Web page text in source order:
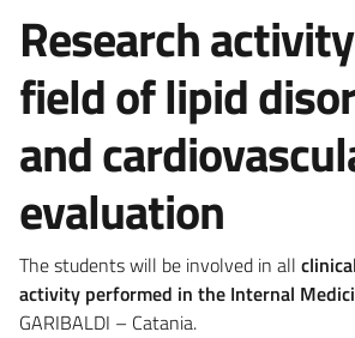
Research
field of lipid
and
evaluation
The students will be involved in all
activity performed in the Internal
GARIBALDI – Catania.